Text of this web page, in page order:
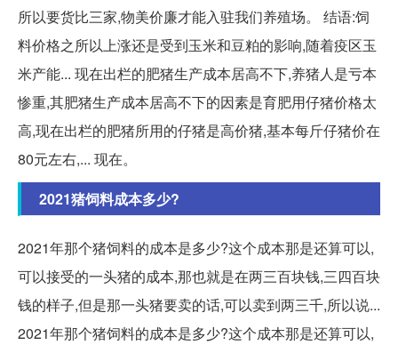
所以要货比三家,物美价廉才能入驻我们养殖场。 结语:饲
料价格之所以上涨还是受到玉米和豆粕的影响,随着疫区玉
米产能... 现在出栏的肥猪生产成本居高不下,养猪人是亏本
惨重,其肥猪生产成本居高不下的因素是育肥用仔猪价格太
高,现在出栏的肥猪所用的仔猪是高价猪,基本每斤仔猪价在
80元左右,... 现在。
2021猪饲料成本多少?
2021年那个猪饲料的成本是多少?这个成本那是还算可以,
可以接受的一头猪的成本,那也就是在两三百块钱,三四百块
钱的样子,但是那一头猪要卖的话,可以卖到两三千,所以说...
2021年那个猪饲料的成本是多少?这个成本那是还算可以,